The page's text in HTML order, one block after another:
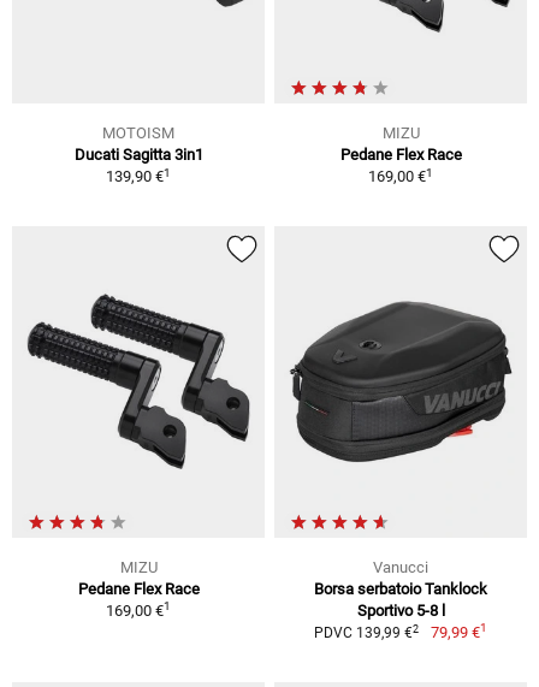
MOTOISM
Ducati Sagitta 3in1
139,90 €1
MIZU
Pedane Flex Race
169,00 €1
MIZU
Pedane Flex Race
169,00 €1
Vanucci
Borsa serbatoio Tanklock
Sportivo 5-8 l
PDVC 139,99 €2 79,99 €1